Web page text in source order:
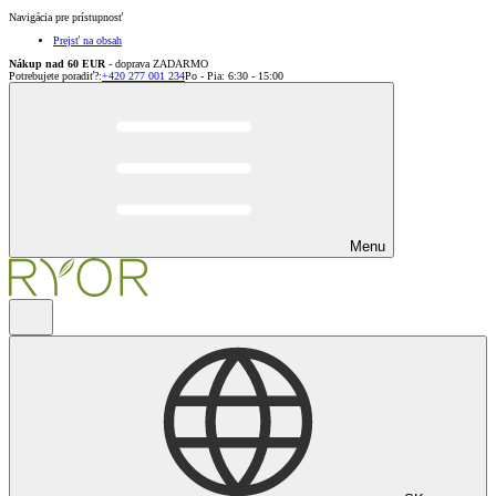
Navigácia pre prístupnosť
Prejsť na obsah
Nákup nad 60 EUR - doprava ZADARMO
Potrebujete poradiť?:+420 277 001 234Po - Pia: 6:30 - 15:00
Menu